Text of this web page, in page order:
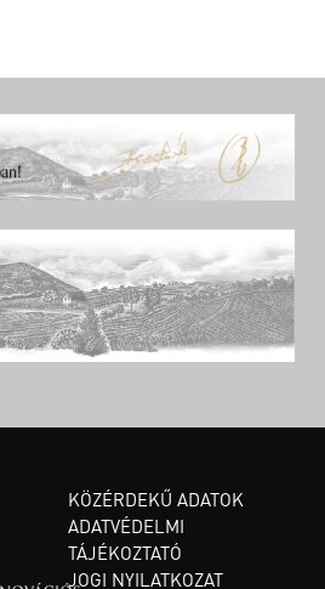
KÖZÉRDEKŰ ADATOK
ADATVÉDELMI
TÁJÉKOZTATÓ
JOGI NYILATKOZAT